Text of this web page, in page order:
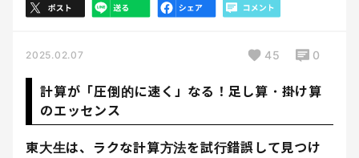
2025.02.07 45 0
計算が「圧倒的に速く」なる！足し算・掛け算
のエッセンス
東大生は、ラクな計算方法を試行錯誤して見つけ